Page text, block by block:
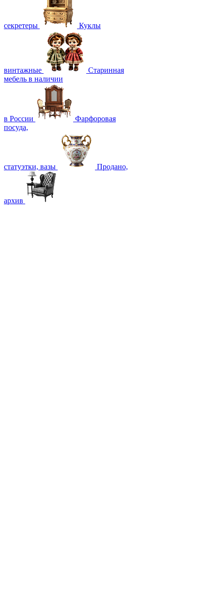
секретеры Куклы
винтажные
Старинная
мебель в наличии
в России
Фарфоровая
посуда,
статуэтки, вазы Продано,
архив